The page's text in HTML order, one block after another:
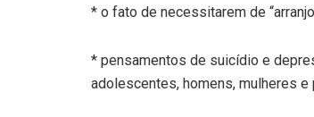
* o fato de necessitarem de
* pensamentos de suicídio e
adolescentes, homens, mulheres